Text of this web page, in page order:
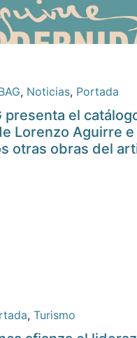
, Noticias, Portada
presenta el
Lorenzo Aguirre
otras obras del
, Turismo